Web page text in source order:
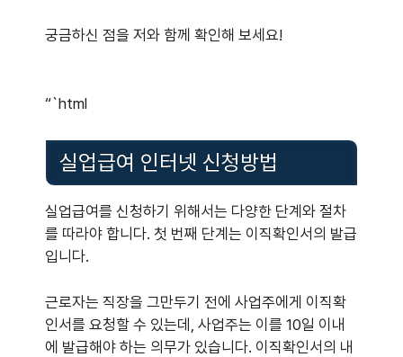
궁금하신 점을 저와 함께 확인해 보세요!
“`html
실업급여 인터넷 신청방법
실업급여를 신청하기 위해서는 다양한 단계와 절차
를 따라야 합니다. 첫 번째 단계는 이직확인서의 발급
입니다.
근로자는 직장을 그만두기 전에 사업주에게 이직확
인서를 요청할 수 있는데, 사업주는 이를 10일 이내
에 발급해야 하는 의무가 있습니다. 이직확인서의 내